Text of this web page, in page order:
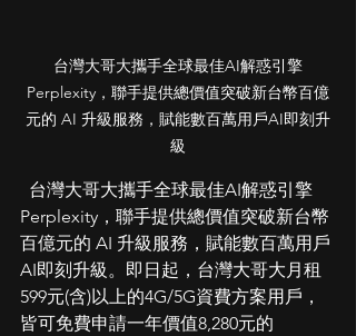
台灣大哥大攜手全球最佳AI解惑引擎
Perplexity，聯手提供總價值突破新台幣百億
元的 AI 升級服務，賦能數百萬用戶AI即刻升
級
台灣大哥大攜手全球最佳AI解惑引擎
Perplexity，聯手提供總價值突破新台幣
百億元的 AI 升級服務，賦能數百萬用戶
AI即刻升級。即日起，台灣大哥大月租
599元(含)以上的4G/5G資費方案用戶，
皆可免費申請一年價值8,280元的